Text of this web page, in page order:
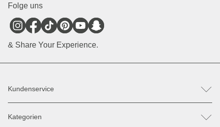
Folge uns
& Share Your Experience.
Kundenservice
Hilfe & Kontakt
Kategorien